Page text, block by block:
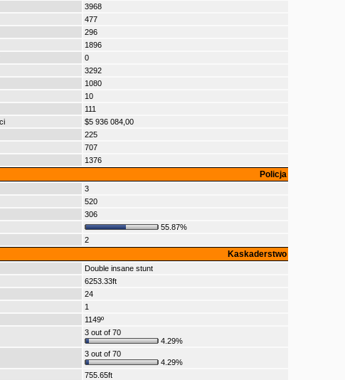
3968
477
296
1896
0
3292
1080
10
111
$5 936 084,00
225
707
1376
Policja
3
520
306
55.87%
2
Kaskaderstwo
Double insane stunt
6253.33ft
24
1
1149º
3 out of 70
4.29%
3 out of 70
4.29%
755.65ft